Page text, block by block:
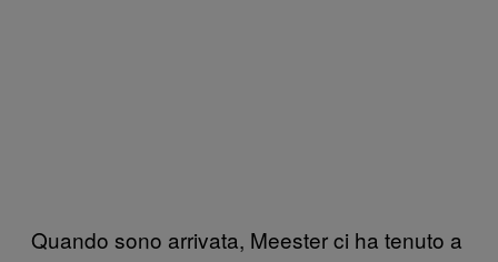
Quando sono arrivata, Meester ci ha tenuto a